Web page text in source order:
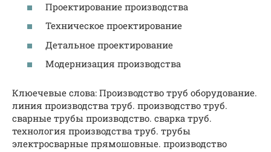
Проектирование производства
Техническое проектирование
Детальное проектирование
Модернизация производства
Клюечевые слова: Производство труб оборудование.
линия производства труб. производство труб.
сварные трубы производство. сварка труб.
технология производства труб. трубы
электросварные прямошовные. производство